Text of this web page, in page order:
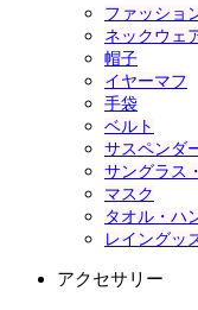
ファッショ
ネックウェ
帽子
イヤーマフ
手袋
ベルト
サスペンダ
サングラス
マスク
タオル・ハ
レイングッ
アクセサリー